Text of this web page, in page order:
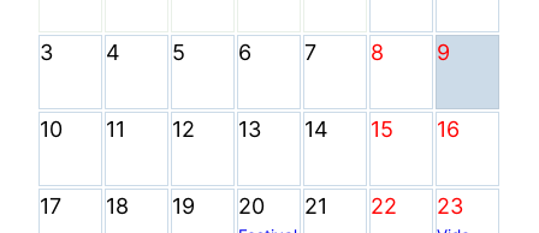
3 4 5 6 7 8 9
10 11 12 13 14 15 16
17 18 19 20 21 22 23